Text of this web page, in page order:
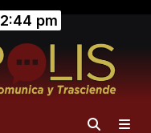
2:44 pm